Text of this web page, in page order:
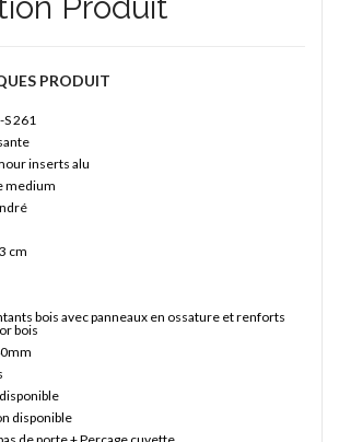
PRODUIT
S 261
inserts alu
medium
cm
bois avec panneaux en ossature et renforts
bois
disponible